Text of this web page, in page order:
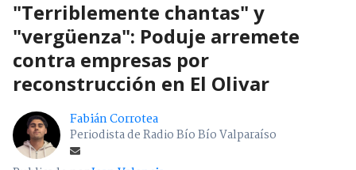
Fabián Corrotea
Periodista de Radio Bío Bío Valparaíso
Publicado porJean Valencia
Seguimos criterios de
Ética y transparencia de BBCL